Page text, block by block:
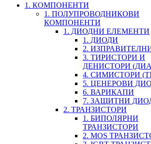
1. КОМПОНЕНТИ
1. ПОЛУПРОВОДНИКОВИ
КОМПОНЕНТИ
1. ДИОДНИ ЕЛЕМЕНТИ
1. ДИОДИ
2.
3. ТИРИСТОРИ И
ДЕНИСТОРИ
4. СИМИСТОРИ
5. ЦЕНЕРОВИ
6. ВАРИКАПИ
7. ЗАЩИТНИ
2. ТРАНЗИСТОРИ
1. БИПОЛЯРНИ
ТРАНЗИСТОРИ
2. MOS